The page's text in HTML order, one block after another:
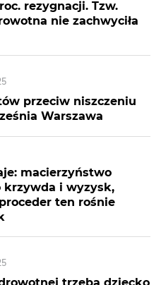
rezygnacji. Tzw.
nie zachwyciła
przeciw niszczeniu
Warszawa
macierzyństwo
krzywda i wyzysk,
ten rośnie